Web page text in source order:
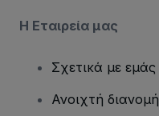
Η Εταιρεία μας
Σχετικά με εμάς
Ανοιχτή διανομή